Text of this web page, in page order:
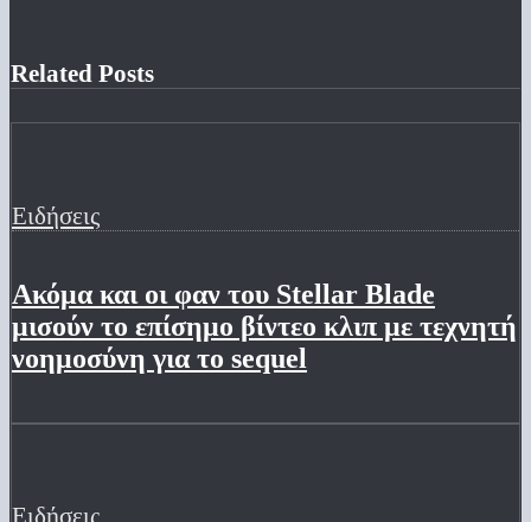
Related Posts
Ειδήσεις
Ακόμα και οι φαν του Stellar Blade
μισούν το επίσημο βίντεο κλιπ με τεχνητή
νοημοσύνη για το sequel
Ειδήσεις